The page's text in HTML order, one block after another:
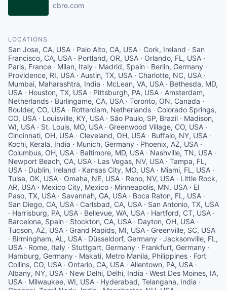
cbre.com
LOCATIONS
San Jose, CA, USA · Palo Alto, CA, USA · Cork, Ireland · San
Francisco, CA, USA · Portland, OR, USA · Orlando, FL, USA ·
Paris, France · Milan, Italy · Madrid, Spain · Berlin, Germany ·
Providence, RI, USA · Austin, TX, USA · Charlotte, NC, USA ·
Mumbai, Maharashtra, India · McLean, VA, USA · Bethesda, MD,
USA · Houston, TX, USA · Pittsburgh, PA, USA · Amsterdam,
Netherlands · Burlingame, CA, USA · Toronto, ON, Canada ·
Boulder, CO, USA · Rotterdam, Netherlands · Colorado Springs,
CO, USA · Louisville, KY, USA · São Paulo, SP, Brazil · Madison,
WI, USA · St. Louis, MO, USA · Greenwood Village, CO, USA ·
Cincinnati, OH, USA · Cleveland, OH, USA · Buffalo, NY, USA ·
Kochi, Kerala, India · Munich, Germany · Phoenix, AZ, USA ·
Columbus, OH, USA · Baltimore, MD, USA · Nashville, TN, USA ·
Newport Beach, CA, USA · Las Vegas, NV, USA · Tampa, FL,
USA · Dublin, Ireland · Kansas City, MO, USA · Miami, FL, USA ·
Tulsa, OK, USA · Omaha, NE, USA · Reno, NV, USA · Little Rock,
AR, USA · Mexico City, Mexico · Minneapolis, MN, USA · El
Paso, TX, USA · Savannah, GA, USA · Boca Raton, FL, USA ·
San Diego, CA, USA · Carlsbad, CA, USA · San Antonio, TX, USA
· Harrisburg, PA, USA · Bellevue, WA, USA · Hartford, CT, USA ·
Barcelona, Spain · Stockton, CA, USA · Dayton, OH, USA ·
Tucson, AZ, USA · Grand Rapids, MI, USA · Greenville, SC, USA
· Birmingham, AL, USA · Düsseldorf, Germany · Jacksonville, FL,
USA · Rome, Italy · Stuttgart, Germany · Frankfurt, Germany ·
Hamburg, Germany · Makati, Metro Manila, Philippines · Fort
Collins, CO, USA · Ontario, CA, USA · Allentown, PA, USA ·
Albany, NY, USA · New Delhi, Delhi, India · West Des Moines, IA,
USA · Milwaukee, WI, USA · Hyderabad, Telangana, India ·